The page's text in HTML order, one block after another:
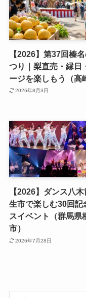
【2026】第37回榛
つり｜梨直売・縁日
ージを楽しもう（高
2026年8月3日
【2026】ダンス八
生市で楽しむ30回記
スイベント（群馬県
市）
2026年7月28日